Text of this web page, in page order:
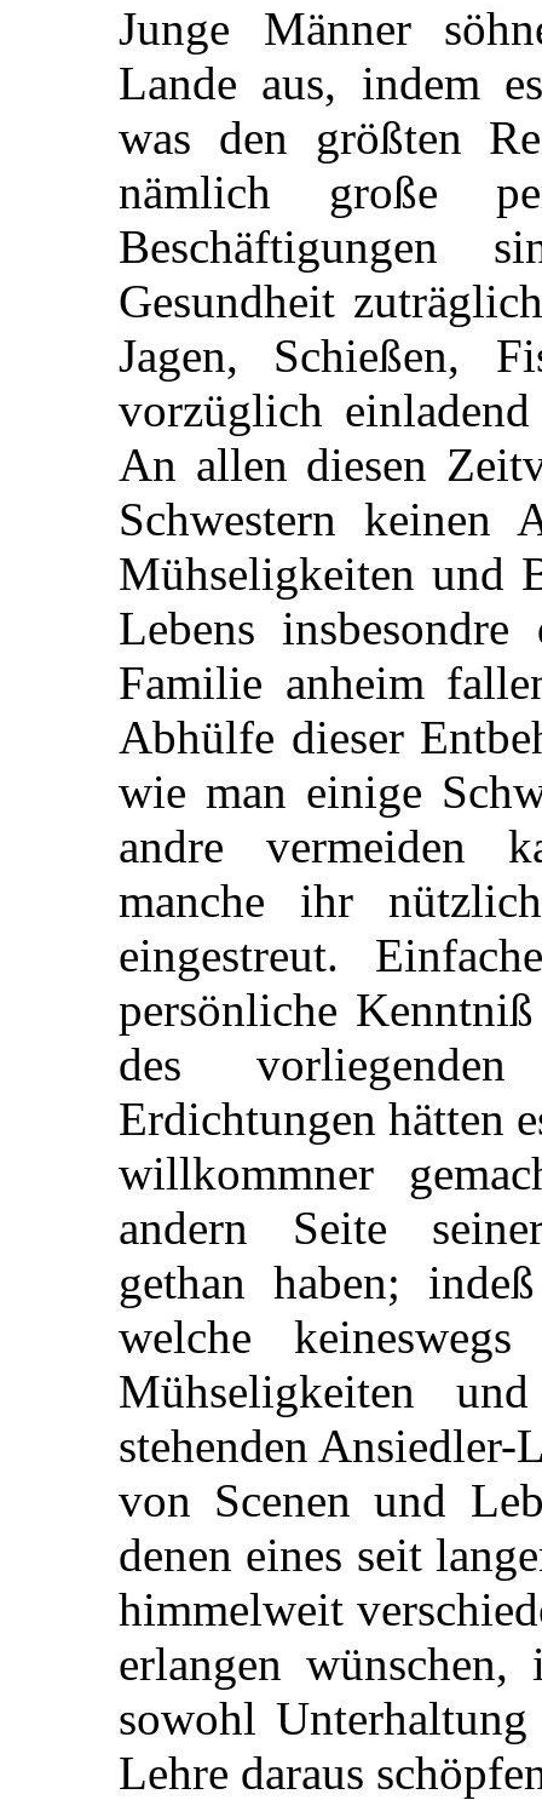
Junge Männer
Lande aus, indem
was den größten
nämlich große
Beschäftigungen
Gesundheit
Jagen, Schießen,
vorzüglich
An allen diesen
Schwestern keinen
Mühseligkeiten und
Lebens
Familie anheim
Abhülfe dieser
wie man einige
andre vermeiden
manche ihr
eingestreut.
persönliche
des
Erdichtungen hätten
willkommner
andern Seite
gethan haben;
welche
Mühseligkeiten
stehenden
von Scenen und
denen eines seit
himmelweit
erlangen
sowohl
Lehre daraus